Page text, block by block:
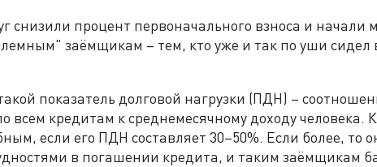
снизили процент первоначального взноса и начали
заёмщикам – тем, кто уже и так по уши сидел
показатель долговой нагрузки (ПДН) –
всем кредитам к среднемесячному доходу человека.
если его ПДН составляет 30–50%. Если более, то
в погашении кредита, и таким заёмщикам